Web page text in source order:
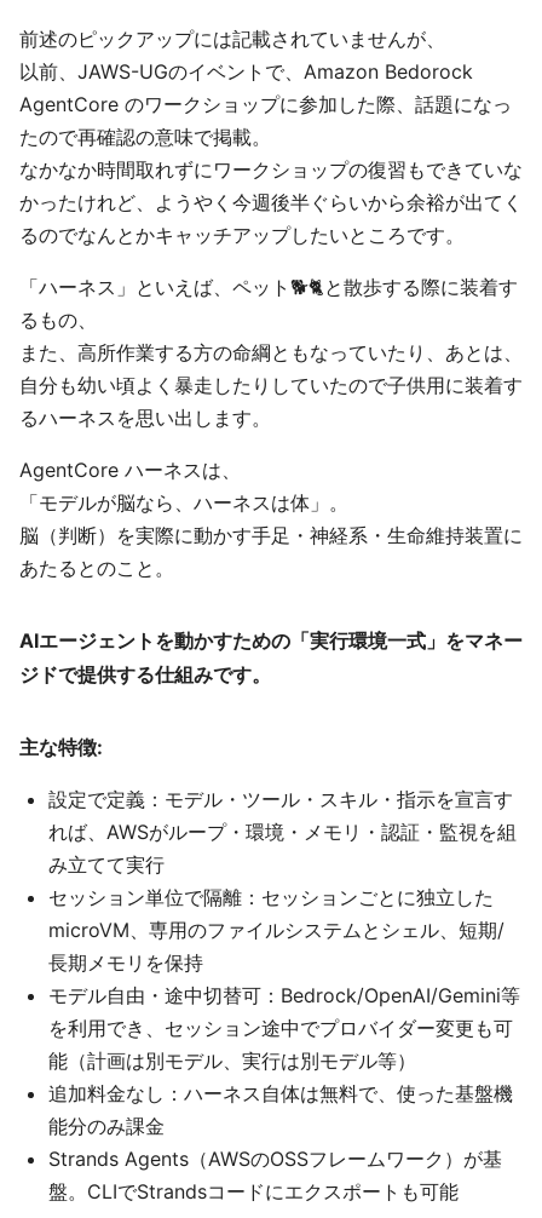
前述のピックアップには記載されていませんが、
以前、JAWS-UGのイベントで、Amazon Bedorock
AgentCore のワークショップに参加した際、話題になっ
たので再確認の意味で掲載。
なかなか時間取れずにワークショップの復習もできていな
かったけれど、ようやく今週後半ぐらいから余裕が出てく
るのでなんとかキャッチアップしたいところです。
「ハーネス」といえば、ペット🐕🐈と散歩する際に装着す
るもの、
また、高所作業する方の命綱ともなっていたり、あとは、
自分も幼い頃よく暴走したりしていたので子供用に装着す
るハーネスを思い出します。
AgentCore ハーネスは、
「モデルが脳なら、ハーネスは体」。
脳（判断）を実際に動かす手足・神経系・生命維持装置に
あたるとのこと。
AIエージェントを動かすための「実行環境一式」をマネー
ジドで提供する仕組みです。
主な特徴:
設定で定義：モデル・ツール・スキル・指示を宣言す
れば、AWSがループ・環境・メモリ・認証・監視を組
み立てて実行
セッション単位で隔離：セッションごとに独立した
microVM、専用のファイルシステムとシェル、短期/
長期メモリを保持
モデル自由・途中切替可：Bedrock/OpenAI/Gemini等
を利用でき、セッション途中でプロバイダー変更も可
能（計画は別モデル、実行は別モデル等）
追加料金なし：ハーネス自体は無料で、使った基盤機
能分のみ課金
Strands Agents（AWSのOSSフレームワーク）が基
盤。CLIでStrandsコードにエクスポートも可能